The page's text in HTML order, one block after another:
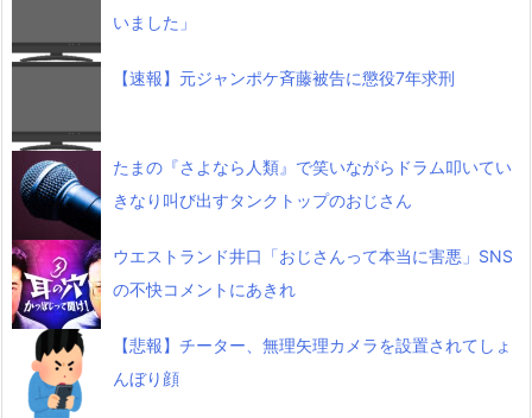
いました」
【速報】元ジャンポケ斉藤被告に懲役7年求刑
たまの『さよなら人類』で笑いながらドラム叩いてい
きなり叫び出すタンクトップのおじさん
ウエストランド井口「おじさんって本当に害悪」SNS
の不快コメントにあきれ
【悲報】チーター、無理矢理カメラを設置されてしょ
んぼり顔